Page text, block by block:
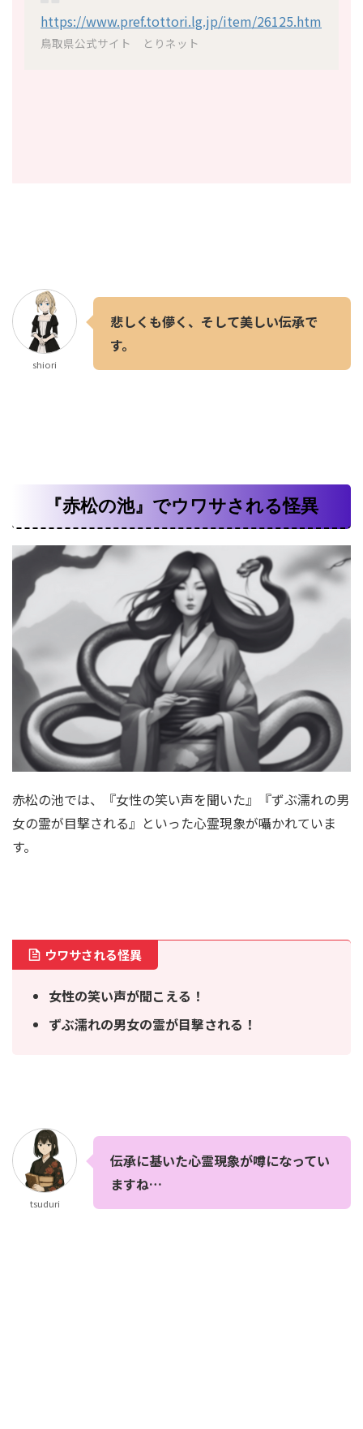
https://www.pref.tottori.lg.jp/item/26125.htm
鳥取県公式サイト とりネット
shiori
悲しくも儚く、そして美しい伝承で
す。
『赤松の池』でウワサされる怪異
赤松の池では、『女性の笑い声を聞いた』『ずぶ濡れの男
女の霊が目撃される』といった心霊現象が囁かれていま
す。
ウワサされる怪異
女性の笑い声が聞こえる！
ずぶ濡れの男女の霊が目撃される！
tsuduri
伝承に基いた心霊現象が噂になってい
ますね…